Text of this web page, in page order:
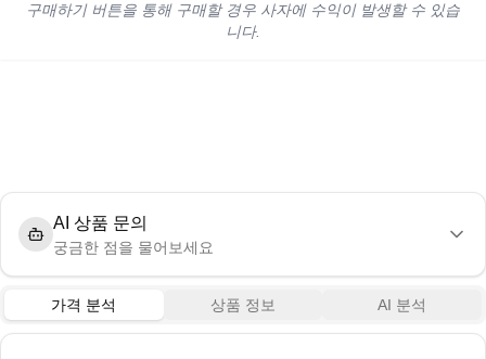
구매하기 버튼을 통해 구매할 경우 사자에 수익이 발생할 수 있습
니다.
AI 상품 문의
궁금한 점을 물어보세요
가격 분석 상품 정보 AI 분석